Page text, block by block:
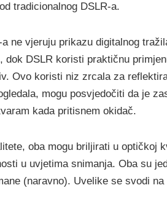
tradicionalnog DSLR-a.
a ne vjeruju prikazu digitalnog
dok DSLR koristi praktičnu
Ovo koristi niz zrcala za
mogu posvjedočiti da je
kada pritisnem okidač.
oba mogu briljirati u optičkoj
u uvjetima snimanja. Oba su
(naravno). Uvelike se svodi na